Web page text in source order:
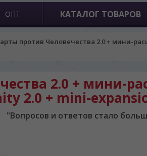
ОПТ КАТАЛОГ ТОВАРОВ
против Человечества 2.0 + мини-
2.0 + мини-
2.0 + mini-
"Вопросов и ответов стало